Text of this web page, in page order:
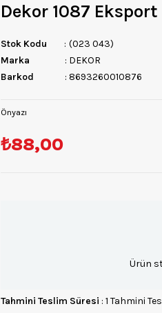
Dekor 1087
Stok Kodu
(023 043)
Marka
: DEKOR
Barkod
: 8693260010876
Önyazı
₺88,00
Ürün
Tahmini Teslim Süresi : 1 Tahmini